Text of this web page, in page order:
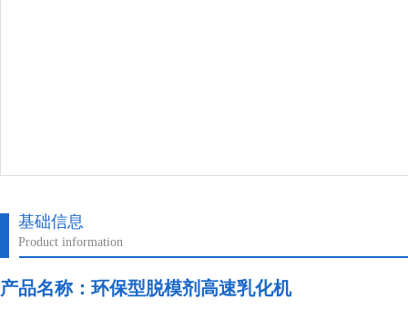
基础信息
Product information
产品名称：环保型脱模剂高速乳化机